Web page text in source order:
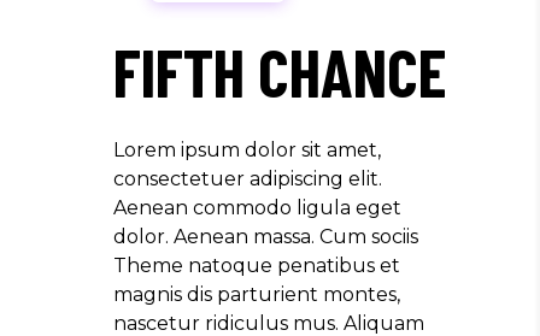
FIFTH CHANCE
Lorem ipsum dolor sit amet,
consectetuer adipiscing elit.
Aenean commodo ligula eget
dolor. Aenean massa. Cum sociis
Theme natoque penatibus et
magnis dis parturient montes,
nascetur ridiculus mus. Aliquam